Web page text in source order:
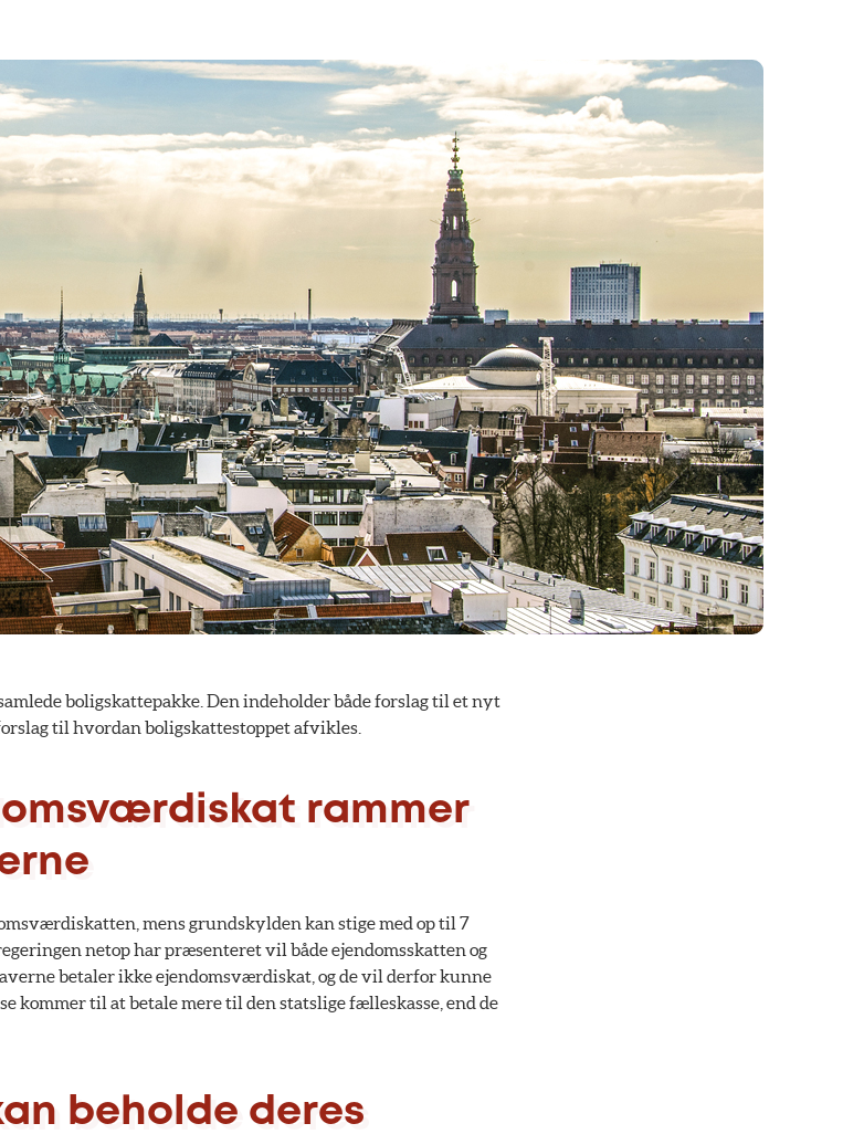
boligskattepakke. Den indeholder både forslag til et nyt
til hvordan boligskattestoppet afvikles.
rammer
mens grundskylden kan stige med op til 7
netop har præsenteret vil både ejendomsskatten og
betaler ikke ejendomsværdiskat, og de vil derfor kunne
kommer til at betale mere til den statslige fælleskasse, end de
beholde deres